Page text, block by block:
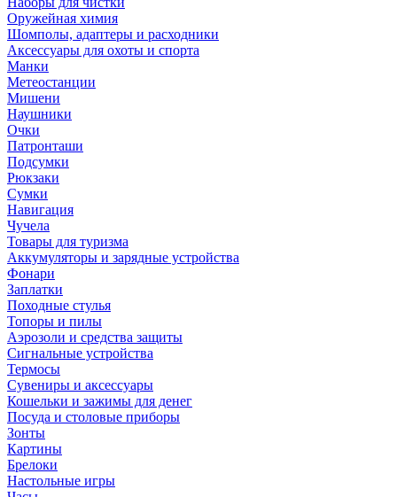
Оружейная химия
Шомполы, адаптеры и расходники
Аксессуары для охоты и спорта
Манки
Метеостанции
Мишени
Наушники
Очки
Патронташи
Подсумки
Рюкзаки
Сумки
Навигация
Чучела
Товары для туризма
Аккумуляторы и зарядные устройства
Фонари
Заплатки
Походные стулья
Топоры и пилы
Аэрозоли и средства защиты
Сигнальные устройства
Термосы
Сувениры и аксессуары
Кошельки и зажимы для денег
Посуда и столовые приборы
Зонты
Картины
Брелоки
Настольные игры